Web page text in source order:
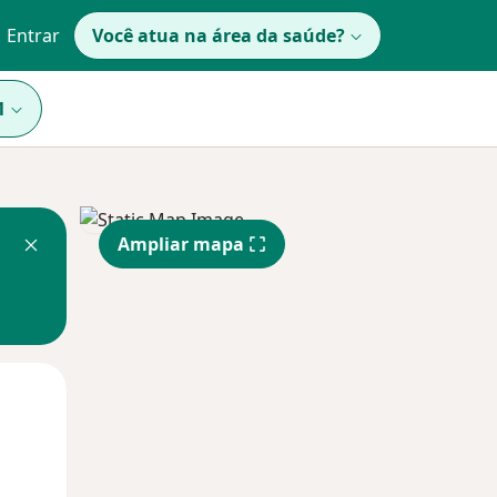
Entrar Você atua na área da saúde?
Ampliar mapa